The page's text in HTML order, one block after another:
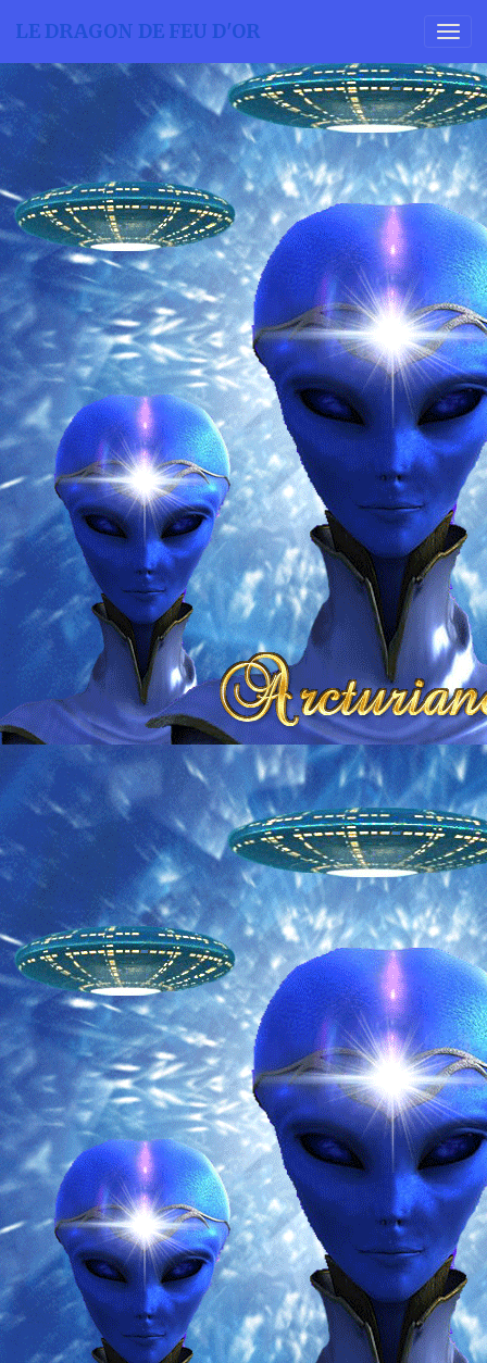
LE DRAGON DE FEU D'OR